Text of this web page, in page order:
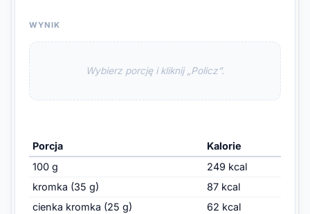
WYNIK
Wybierz porcję i kliknij „Policz”.
Porcja
Kalorie
100 g
249 kcal
kromka (35 g)
87 kcal
cienka kromka (25 g)
62 kcal